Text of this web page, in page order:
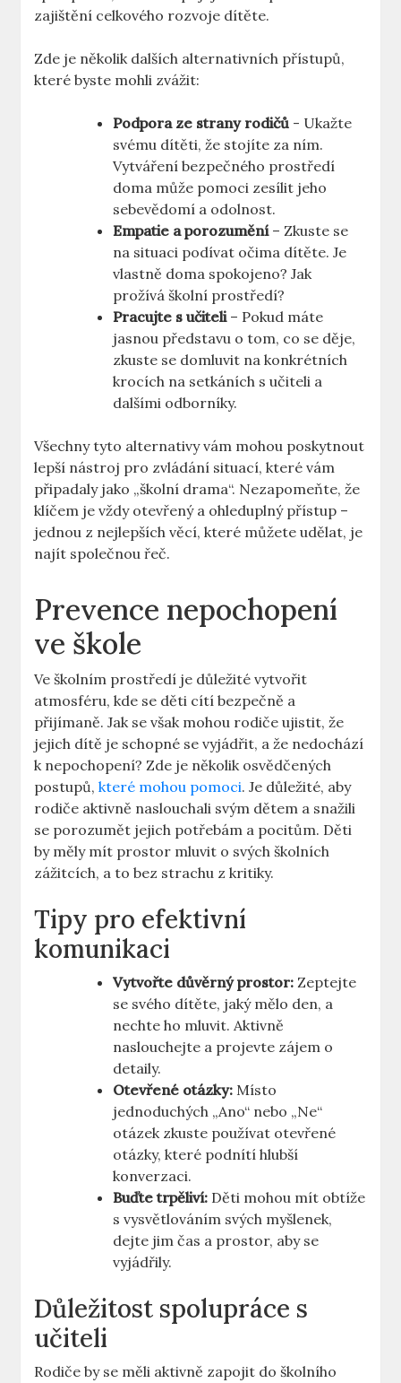
zajištění celkového rozvoje dítěte.
Zde je několik dalších alternativních přístupů,
⁣které byste mohli ‍zvážit:
Podpora ze strany rodičů ⁣- Ukažte
svému dítěti, ​že⁢ stojíte za ním.
Vytváření bezpečného ⁣prostředí
doma může pomoci zesílit⁢ jeho
sebevědomí a odolnost.
Empatie a⁢ porozumění– Zkuste se
na situaci podívat očima dítěte. Je
⁢vlastně ⁣doma spokojeno? Jak
prožívá školní prostředí?
Pracujte ⁤s⁢ učiteli– Pokud máte
jasnou​ představu o ‌tom,⁢ co se děje,
⁢zkuste se domluvit na‍ konkrétních
krocích na setkáních s učiteli a
⁣dalšími odborníky.
Všechny tyto⁣ alternativy vám mohou poskytnout
lepší nástroj pro zvládání situací, které vám
připadaly jako „školní drama“. Nezapomeňte, že
klíčem je vždy otevřený a ohleduplný přístup –
jednou z ⁣nejlepších věcí, které ⁢můžete ‍udělat, je
najít společnou řeč.
Prevence nepochopení
ve škole
Ve školním ⁤prostředí je důležité vytvořit
atmosféru, kde se​ děti cítí bezpečně a
přijímaně. Jak se však mohou rodiče ujistit, že
jejich dítě je schopné se vyjádřit, a ⁤že nedochází
k nepochopení? ‌Zde je několik ⁣osvědčených
postupů,které mohou pomoci. Je důležité, aby
rodiče‌ aktivně naslouchali svým dětem a snažili
se‍ porozumět jejich potřebám a pocitům.‌ Děti
by měly mít prostor mluvit o svých školních
zážitcích, a to bez strachu z kritiky.
Tipy pro efektivní
komunikaci
Vytvořte důvěrný prostor: Zeptejte
se​ svého dítěte, ‍jaký ​mělo den, a
nechte ho​ mluvit. Aktivně​
naslouchejte a ​projevte⁤ zájem o
detaily.
Otevřené otázky: Místo
jednoduchých ⁢„Ano“ nebo‌ „Ne“
otázek zkuste ‍používat otevřené
otázky, které podnítí hlubší
konverzaci.
Buďte trpěliví: Děti mohou mít obtíže
⁤s vysvětlováním svých myšlenek,
‍dejte jim čas a prostor, aby⁣ se
vyjádřily.
Důležitost spolupráce s
učiteli
Rodiče by se měli aktivně zapojit‌ do školního